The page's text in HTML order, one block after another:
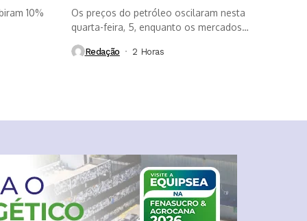
10%
Os preços do petróleo oscilaram nesta
quarta-feira, 5, enquanto os mercados
Redação 2 Horas ⁮